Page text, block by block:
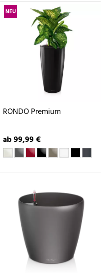
NEU
RONDO Premium
ab 99,99 €